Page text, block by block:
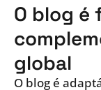
O blog é
global
O blog é